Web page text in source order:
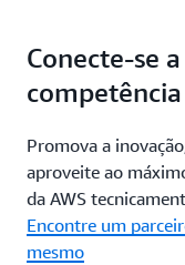
Conecte-se
Promova a
aproveite ao
da AWS
Encontre um
mesmo